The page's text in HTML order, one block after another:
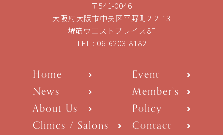
〒541-0046
大阪府大阪市中央区平野町2-2-13
堺筋ウエストプレイス8F
TEL : 06-6203-8182
Home
Event
News
Member’s
About Us
Policy
Clinics / Salons
Contact